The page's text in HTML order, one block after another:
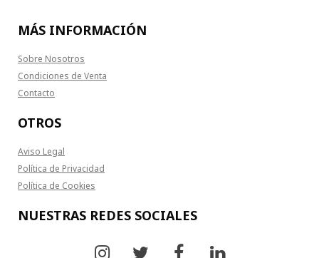
MÁS INFORMACIÓN
Sobre Nosotros
Condiciones de Venta
Contacto
OTROS
Aviso Legal
Política de Privacidad
Política de Cookies
NUESTRAS REDES SOCIALES